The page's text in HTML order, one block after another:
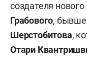
создателя
Грабового,
Шерстобитова,
Отари